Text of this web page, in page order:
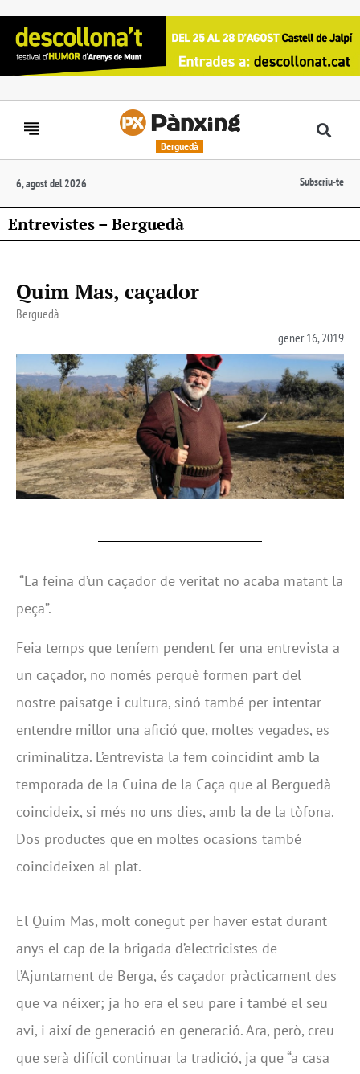
Berguedà
6, agost del 2026 Subscriu-te
Entrevistes – Berguedà
Quim Mas, caçador
Berguedà
gener 16, 2019
“La feina d’un caçador de veritat no acaba matant la
peça”.
Feia temps que teníem pendent fer una entrevista a
un caçador, no només perquè formen part del
nostre paisatge i cultura, sinó també per intentar
entendre millor una afició que, moltes vegades, es
criminalitza. L’entrevista la fem coincidint amb la
temporada de la Cuina de la Caça que al Berguedà
coincideix, si més no uns dies, amb la de la tòfona.
Dos productes que en moltes ocasions també
coincideixen al plat.
El Quim Mas, molt conegut per haver estat durant
anys el cap de la brigada d’electricistes de
l’Ajuntament de Berga, és caçador pràcticament des
que va néixer; ja ho era el seu pare i també el seu
avi, i així de generació en generació. Ara, però, creu
que serà difícil continuar la tradició, ja que “a casa